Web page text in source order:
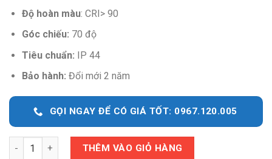
Độ hoàn màu: CRI> 90
Góc chiếu: 70 độ
Tiêu chuẩn: IP 44
Bảo hành: Đổi mới 2 năm
GỌI NGAY ĐỂ CÓ GIÁ TỐT: 0967.120.005
Quantity THÊM VÀO GIỎ HÀNG